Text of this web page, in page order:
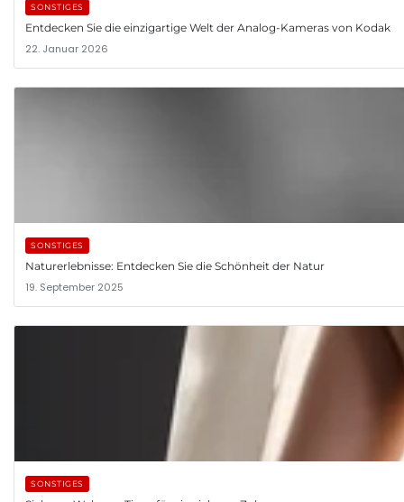
SONSTIGES
Entdecken Sie die einzigartige Welt der Analog-Kameras von Kodak
22. Januar 2026
SONSTIGES
Naturerlebnisse: Entdecken Sie die Schönheit der Natur
19. September 2025
SONSTIGES